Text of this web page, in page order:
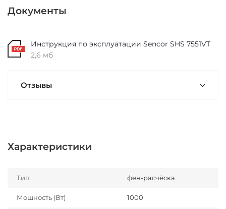
Документы
Инструкция по эксплуатации Sencor SHS 7551VT
2,6 мб
Отзывы
Характеристики
Тип фен-расчёска
Мощность (Вт) 1000